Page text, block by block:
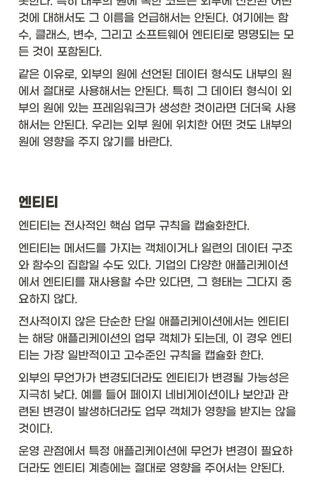
것에 대해서도 그 이름을 언급해서는 안된다. 여기에는 함
수, 클래스, 변수, 그리고 소프트웨어 엔티티로 명명되는 모
든 것이 포함된다.
같은 이유로, 외부의 원에 선언된 데이터 형식도 내부의 원
에서 절대로 사용해서는 안된다. 특히 그 데이터 형식이 외
부의 원에 있는 프레임워크가 생성한 것이라면 더더욱 사용
해서는 안된다. 우리는 외부 원에 위치한 어떤 것도 내부의
원에 영향을 주지 않기를 바란다.
엔티티
엔티티는 전사적인 핵심 업무 규칙을 캡슐화한다.
엔티티는 메서드를 가지는 객체이거나 일련의 데이터 구조
와 함수의 집합일 수도 있다. 기업의 다양한 애플리케이션
에서 엔티티를 재사용할 수만 있다면, 그 형태는 그다지 중
요하지 않다.
전사적이지 않은 단순한 단일 애플리케이션에서는 엔티티
는 해당 애플리케이션의 업무 객체가 되는데, 이 경우 엔티
티는 가장 일반적이고 고수준인 규칙을 캡슐화 한다.
외부의 무언가가 변경되더라도 엔티티가 변경될 가능성은
지극히 낮다. 예를 들어 페이지 네비게이션이나 보안과 관
련된 변경이 발생하더라도 업무 객체가 영향을 받지는 않을
것이다.
운영 관점에서 특정 애플리케이션에 무언가 변경이 필요하
더라도 엔티티 계층에는 절대로 영향을 주어서는 안된다.